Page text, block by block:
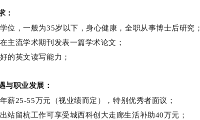
：
位，一般为35岁以下，身心健康，全职从事博士后研究；
主流学术期刊发表一篇学术论文；
的英文读写能力；
与职业发展：
薪25-55万元（视业绩而定），特别优秀者面议；
站留杭工作可享受城西科创大走廊生活补助40万元；